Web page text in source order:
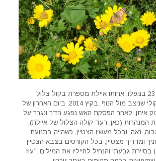
הדר גולדין היה בן 23 בנופלו, אחותו איילת מספרת בקול צלול
במידע הפנורמי הקולי שניצב מול הנוף, בקיץ 2014, ביום האחרון של
איתן, לאחר הפסקת האש נפגע הדר ונגרר על
המנהרות (כאן, רעד קולה הצלול של איילת),
נאה, ובכל מעשיו הצטיין, כשהייה בתנועת
ומדריך מצטיין, בכל הקורסים בצבא הצטיין
גבעתי והנחיל לחייליו את המילים: ׳עוז